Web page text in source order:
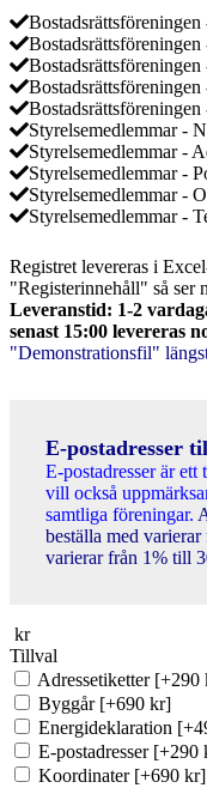
Bostadsrättsföreningen
Bostadsrättsföreningen
Styrelsemedlemmar -
Styrelsemedlemmar -
Styrelsemedlemmar -
Styrelsemedlemmar -
Styrelsemedlemmar -
Registret levereras i
"Registerinnehåll" så ser
Leveranstid: 1-2
senast 15:00 levereras
"Demonstrationsfil"
E-postadresser
E-postadresser är
vill också
samtliga föreningar.
beställa med
varierar från 1% till
kr
Tillval
Adressetiketter [+290
Byggår [+690 kr]
Energideklaration
E-postadresser [+290
Koordinater [+690 kr]